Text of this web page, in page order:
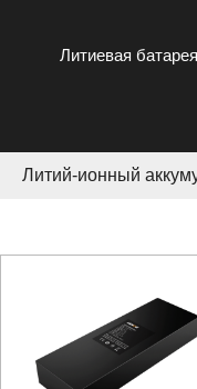
Литиевая батарея
Литий-ионный